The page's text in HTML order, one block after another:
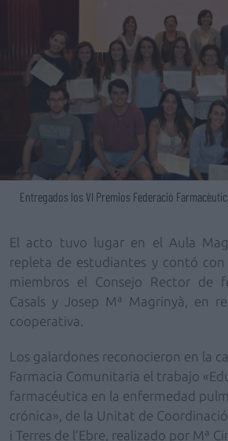
Entregados los VI Premios Federació
El acto tuvo lugar en el Aula
repleta de estudiantes y contó con
miembros el Consejo Rector de
Casals y Josep Mª Magrinyà, en
cooperativa.
Los galardones reconocieron en la
Farmacia Comunitaria el trabajo
farmacéutica en la enfermedad
crónica», de la Unitat de
i Terres de l’Ebre, realizado por Mª